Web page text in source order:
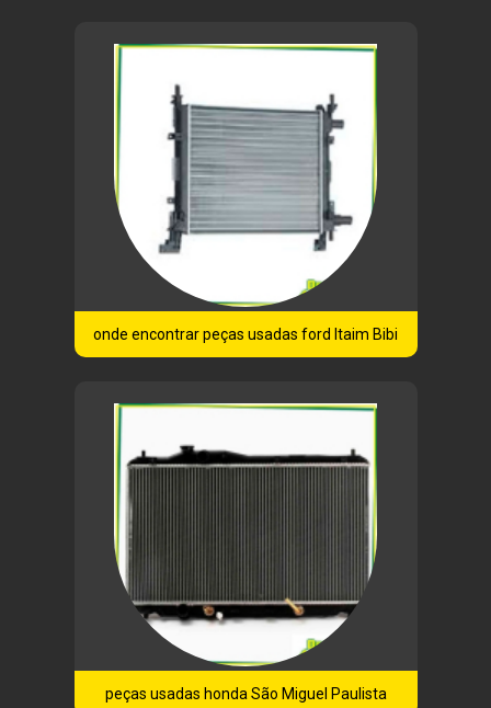
onde encontrar peças usadas ford Itaim Bibi
peças usadas honda São Miguel Paulista